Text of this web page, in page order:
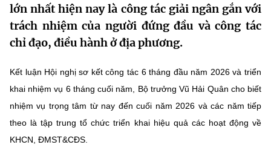
Bưu chính, Viễn thông
Sở hữu trí tuệ
Tiêu chuẩn, đo lường, chất lượng
Năng lượng nguyên tử
Tin tổng hợp
Văn bản chỉ đạo điều hành
Lấy ý kiến người dân về dự thảo VBQPPL
THỐNG KÊ
Khoa học và Công nghệ
Chuyển đổi số
Bưu chính, Viễn thông
Khác
Videos
Infographic
lớn nhất hiện nay là công tác giải ngân gắn với
trách nhiệm của người đứng đầu và công tác
chỉ đạo, điều hành ở địa phương.
Kết luận Hội nghị sơ kết công tác 6 tháng đầu năm 2026 và triển
khai nhiệm vụ 6 tháng cuối năm, Bộ trưởng Vũ Hải Quân cho biết
nhiệm vụ trọng tâm từ nay đến cuối năm 2026 và các năm tiếp
theo là tập trung tổ chức triển khai hiệu quả các hoạt động về
KHCN, ĐMST&CĐS.